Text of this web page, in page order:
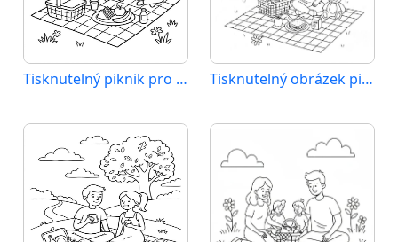
Tisknutelný piknik pro děti Tisknutelný obrázek pikniku